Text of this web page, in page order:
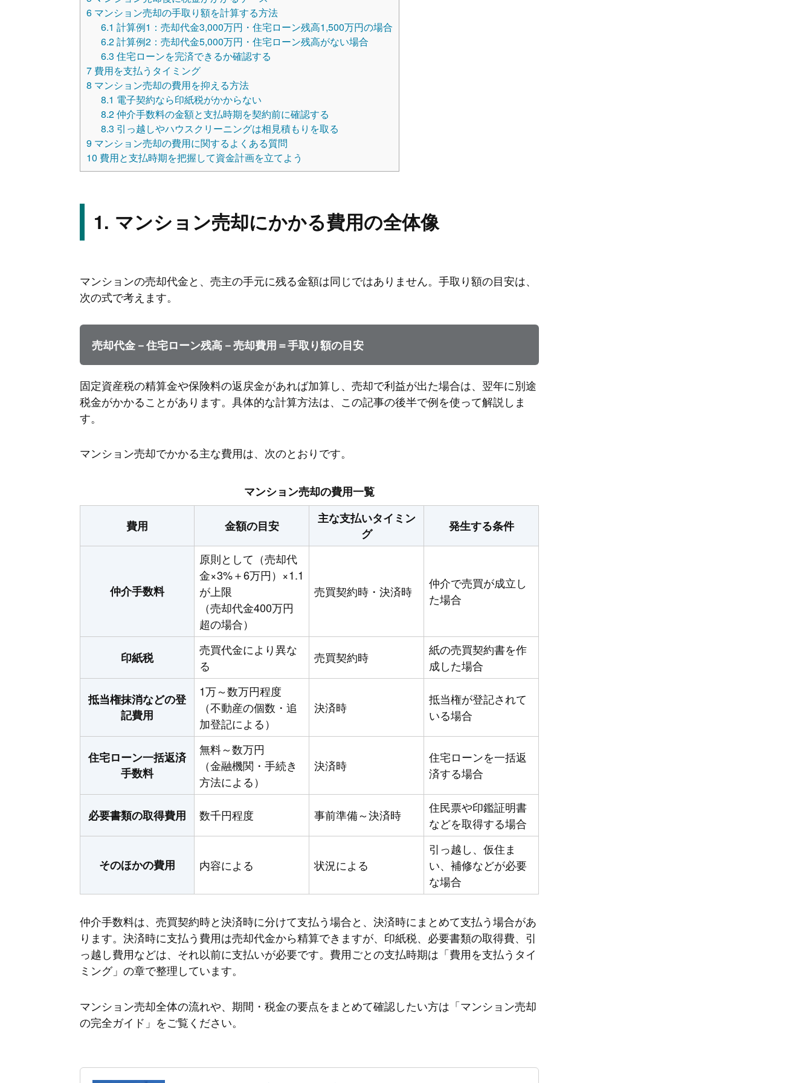
6 マンション売却の手取り額を計算する方法
6.1 計算例1：売却代金3,000万円・住宅ローン残高1,500万円の場合
6.2計算例2：売却代金5,000万円・住宅ローン残高がない場合
6.3 住宅ローンを完済できるか確認する
7 費用を支払うタイミング
8 マンション売却の費用を抑える方法
8.1 電子契約なら印紙税がかからない
8.2仲介手数料の金額と支払時期を契約前に確認する
8.3 引っ越しやハウスクリーニングは相見積もりを取る
9 マンション売却の費用に関するよくある質問
10 費用と支払時期を把握して資金計画を立てよう
マンション売却にかかる費用の全体像
マンションの売却代金と、売主の手元に残る金額は同じではありません。手取り額の目安は、
次の式で考えます。
売却代金－住宅ローン残高－売却費用＝手取り額の目安
固定資産税の精算金や保険料の返戻金があれば加算し、売却で利益が出た場合は、翌年に別途
税金がかかることがあります。具体的な計算方法は、この記事の後半で例を使って解説しま
す。
マンション売却でかかる主な費用は、次のとおりです。
マンション売却の費用一覧
費用 金額の目安
主な支払いタイミン
グ
発生する条件
仲介手数料
原則として（売却代
金×3%＋6万円）×1.1
が上限
（売却代金400万円
超の場合）
売買契約時・決済時
仲介で売買が成立し
た場合
印紙税
売買代金により異な
る
売買契約時
紙の売買契約書を作
成した場合
抵当権抹消などの登
記費用
1万～数万円程度
（不動産の個数・追
加登記による）
決済時
抵当権が登記されて
いる場合
住宅ローン一括返済
手数料
無料～数万円
（金融機関・手続き
方法による）
決済時
住宅ローンを一括返
済する場合
必要書類の取得費用 数千円程度 事前準備～決済時
住民票や印鑑証明書
などを取得する場合
そのほかの費用 内容による 状況による
引っ越し、仮住ま
い、補修などが必要
な場合
仲介手数料は、売買契約時と決済時に分けて支払う場合と、決済時にまとめて支払う場合があ
ります。決済時に支払う費用は売却代金から精算できますが、印紙税、必要書類の取得費、引
っ越し費用などは、それ以前に支払いが必要です。費用ごとの支払時期は「費用を支払うタイ
ミング」の章で整理しています。
マンション売却全体の流れや、期間・税金の要点をまとめて確認したい方は「マンション売却
の完全ガイド」をご覧ください。